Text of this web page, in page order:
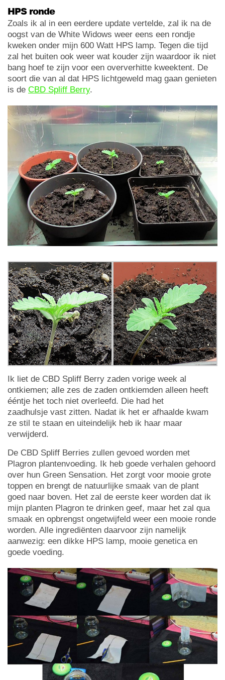
HPS ronde
Zoals ik al in een eerdere update vertelde, zal ik na de
oogst van de White Widows weer eens een rondje
kweken onder mijn 600 Watt HPS lamp. Tegen die tijd
zal het buiten ook weer wat kouder zijn waardoor ik niet
bang hoef te zijn voor een oververhitte kweektent. De
soort die van al dat HPS lichtgeweld mag gaan genieten
is de CBD Spliff Berry.
Ik liet de CBD Spliff Berry zaden vorige week al
ontkiemen; alle zes de zaden ontkiemden alleen heeft
ééntje het toch niet overleefd. Die had het
zaadhulsje vast zitten. Nadat ik het er afhaalde kwam
ze stil te staan en uiteindelijk heb ik haar maar
verwijderd.
De CBD Spliff Berries zullen gevoed worden met
Plagron plantenvoeding. Ik heb goede verhalen gehoord
over hun Green Sensation. Het zorgt voor mooie grote
toppen en brengt de natuurlijke smaak van de plant
goed naar boven. Het zal de eerste keer worden dat ik
mijn planten Plagron te drinken geef, maar het zal qua
smaak en opbrengst ongetwijfeld weer een mooie ronde
worden. Alle ingrediënten daarvoor zijn namelijk
aanwezig: een dikke HPS lamp, mooie genetica en
goede voeding.